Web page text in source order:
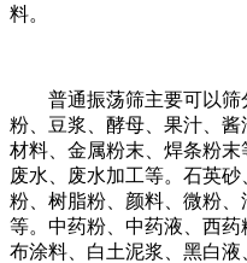
料。
普通振荡筛主要可以筛
粉、豆浆、酵母、果汁、
材料、金属粉末、焊条粉
废水、废水加工等。石英
粉、树脂粉、颜料、微粉
等。中药粉、中药液、西
布涂料、白土泥浆、黑白液